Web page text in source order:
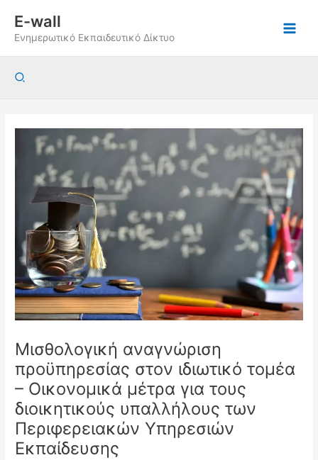
περιεχόμενο
E-wall
Ενημερωτικό Εκπαιδευτικό Δίκτυο
Αναζήτηση
Μισθολογική αναγνώριση
προϋπηρεσίας στον ιδιωτικό τομέα
– Οικονομικά μέτρα για τους
διοικητικούς υπαλλήλους των
Περιφερειακών Υπηρεσιών
Εκπαίδευσης